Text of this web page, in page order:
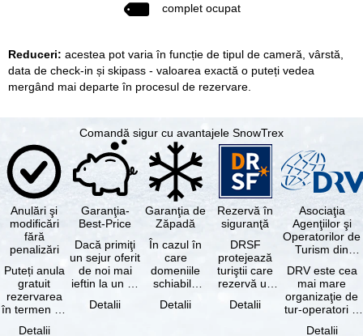
complet ocupat
Reduceri: acestea pot varia în funcție de tipul de cameră, vârstă,
data de check-in și skipass - valoarea exactă o puteți vedea
mergând mai departe în procesul de rezervare.
Comandă sigur cu avantajele SnowTrex
Anulări şi
modificări
fără
penalizări
Puteți anula
gratuit
rezervarea
în termen de
Detalii
Garanţia-
Best-Price
Dacă primiţi
un sejur oferit
de noi mai
ieftin la un alt
cu aceleaşi …
Detalii
Garanţia de
Zăpadă
În cazul în
care
domeniile
schiabile
skipass-ul
Detalii
Rezervă în
siguranţă
DRSF
protejează
turiştii care
rezervă un
sau servicii
Detalii
Asociaţia
Agenţiilor şi
Operatorilor de
Turism din
DRV este cea
mai mare
organizaţie de
tur-operatori şi
Detalii